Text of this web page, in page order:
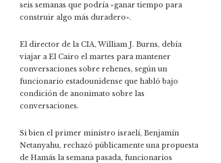
seis semanas que podría «ganar tiempo para
construir algo más duradero».
El director de la CIA, William J. Burns, debía
viajar a El Cairo el martes para mantener
conversaciones sobre rehenes, según un
funcionario estadounidense que habló bajo
condición de anonimato sobre las
conversaciones.
Si bien el primer ministro israelí, Benjamín
Netanyahu, rechazó públicamente una propuesta
de Hamás la semana pasada, funcionarios